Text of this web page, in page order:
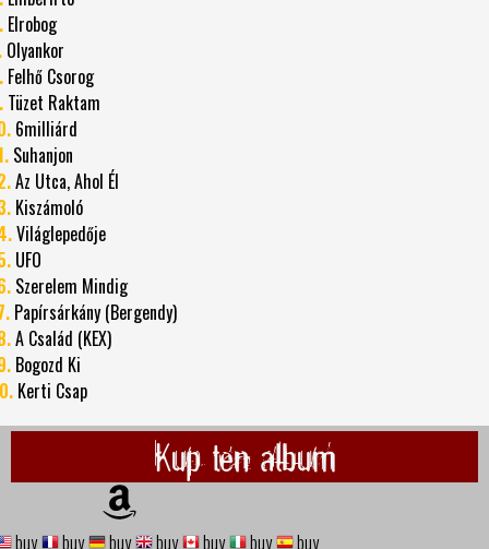
Elrobog
Olyankor
Felhő Csorog
Tüzet Raktam
6milliárd
Suhanjon
Az Utca, Ahol Él
Kiszámoló
Világlepedője
UFO
Szerelem Mindig
Papírsárkány (Bergendy)
A Család (KEX)
Bogozd Ki
Kerti Csap
Kup ten album
buy buy buy buy buy buy buy